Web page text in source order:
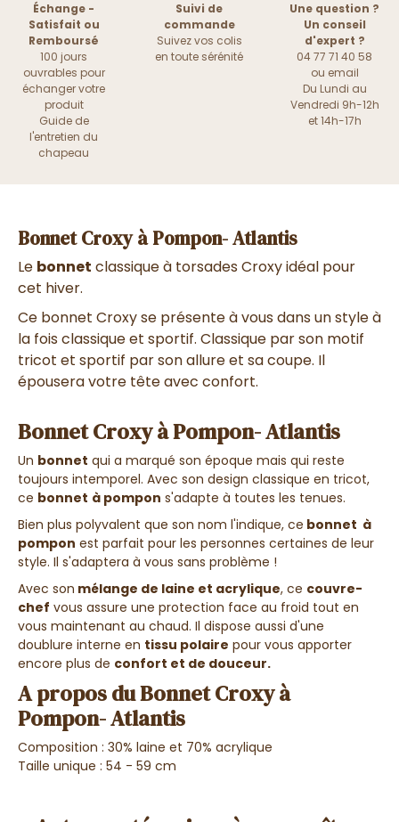
Échange -
Satisfait ou
Remboursé
100 jours
ouvrables pour
échanger votre
produit
Guide de
l'entretien du
chapeau
Suivi de
commande
Suivez vos colis
en toute sérénité
Une question ?
Un conseil
d'expert ?
04 77 71 40 58
ou email
Du Lundi au
Vendredi 9h-12h
et 14h-17h
Bonnet Croxy à Pompon- Atlantis
Le bonnet classique à torsades Croxy idéal pour
cet hiver.
Ce bonnet Croxy se présente à vous dans un style à
la fois classique et sportif. Classique par son motif
tricot et sportif par son allure et sa coupe. Il
épousera votre tête avec confort.
Bonnet Croxy à Pompon- Atlantis
Un bonnet qui a marqué son époque mais qui reste
toujours intemporel. Avec son design classique en tricot,
ce bonnet à pompon s'adapte à toutes les tenues.
Bien plus polyvalent que son nom l'indique, ce bonnet à
pompon est parfait pour les personnes certaines de leur
style. Il s'adaptera à vous sans problème !
Avec son mélange de laine et acrylique, ce couvre-
chef vous assure une protection face au froid tout en
vous maintenant au chaud. Il dispose aussi d'une
doublure interne en tissu polaire pour vous apporter
encore plus de confort et de douceur.
A propos du Bonnet Croxy à
Pompon- Atlantis
Composition : 30% laine et 70% acrylique
Taille unique : 54 - 59 cm